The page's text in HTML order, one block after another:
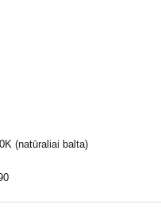
(natūraliai balta)